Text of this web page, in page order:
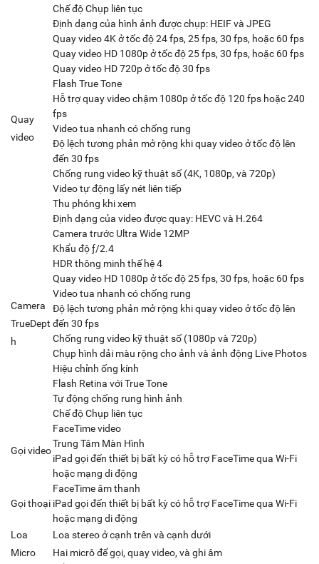
Chế độ Chụp liên tục
Định dạng của hình ảnh được chụp: HEIF và JPEG
Quay
video
Quay video 4K ở tốc độ 24 fps, 25 fps, 30 fps, hoặc 60 fps
Quay video HD 1080p ở tốc độ 25 fps, 30 fps, hoặc 60 fps
Quay video HD 720p ở tốc độ 30 fps
Flash True Tone
Hỗ trợ quay video chậm 1080p ở tốc độ 120 fps hoặc 240
fps
Video tua nhanh có chống rung
Độ lệch tương phản mở rộng khi quay video ở tốc độ lên
đến 30 fps
Chống rung video kỹ thuật số (4K, 1080p, và 720p)
Video tự động lấy nét liên tiếp
Thu phóng khi xem
Định dạng của video được quay: HEVC và H.264
Camera
TrueDept
h
Camera trước Ultra Wide 12MP
Khẩu độ ƒ/2.4
HDR thông minh thế hệ 4
Quay video HD 1080p ở tốc độ 25 fps, 30 fps, hoặc 60 fps
Video tua nhanh có chống rung
Độ lệch tương phản mở rộng khi quay video ở tốc độ lên
đến 30 fps
Chống rung video kỹ thuật số (1080p và 720p)
Chụp hình dải màu rộng cho ảnh và ảnh động Live Photos
Hiệu chỉnh ống kính
Flash Retina với True Tone
Tự động chống rung hình ảnh
Chế độ Chụp liên tục
Gọi video
FaceTime video
Trung Tâm Màn Hình
iPad gọi đến thiết bị bất kỳ có hỗ trợ FaceTime qua Wi‑Fi
hoặc mạng di động
Gọi thoại
FaceTime âm thanh
iPad gọi đến thiết bị bất kỳ có hỗ trợ FaceTime qua Wi‑Fi
hoặc mạng di động
Loa
Loa stereo ở cạnh trên và cạnh dưới
Micro
Hai micrô để gọi, quay video, và ghi âm